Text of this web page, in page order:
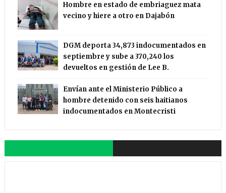
Hombre en estado de embriaguez mata
vecino y hiere a otro en Dajabón
DGM deporta 34,873 indocumentados en
septiembre y sube a 370,240 los
devueltos en gestión de Lee B.
Envían ante el Ministerio Público a
hombre detenido con seis haitianos
indocumentados en Montecristi